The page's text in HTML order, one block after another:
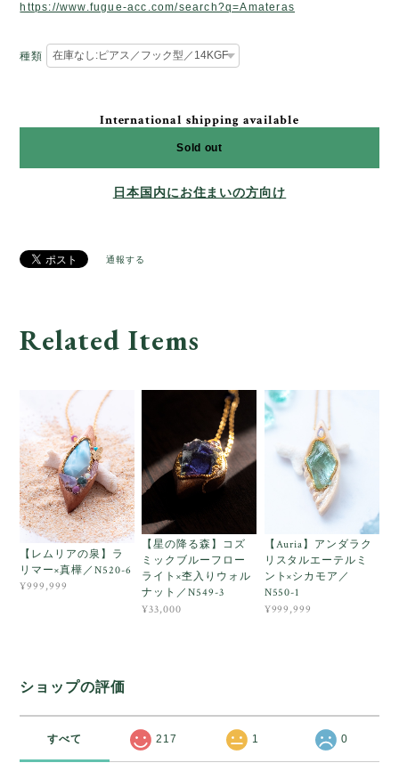
https://www.fugue-acc.com/search?q=Amateras
種類
International shipping available
Sold out
日本国内にお住まいの方向け
通報する
Related Items
【レムリアの泉】ラ
リマー×真樺／N520-6
¥999,999
【星の降る森】コズ
ミックブルーフロー
ライト×杢入りウォル
ナット／N549-3
¥33,000
【Auria】アンダラク
リスタルエーテルミ
ント×シカモア／
N550-1
¥999,999
ショップの評価
すべて 217 1 0